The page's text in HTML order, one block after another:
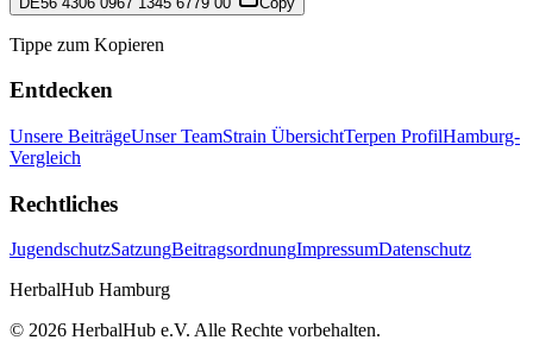
Tippe zum Kopieren
Entdecken
Unsere BeiträgeUnser TeamStrain ÜbersichtTerpen ProfilHamburg-
Vergleich
Rechtliches
JugendschutzSatzungBeitragsordnungImpressumDatenschutz
HerbalHub Hamburg
© 2026 HerbalHub e.V. Alle Rechte vorbehalten.